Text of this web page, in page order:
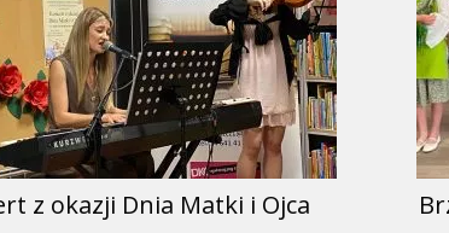
z okazji Dnia Matki i Ojca